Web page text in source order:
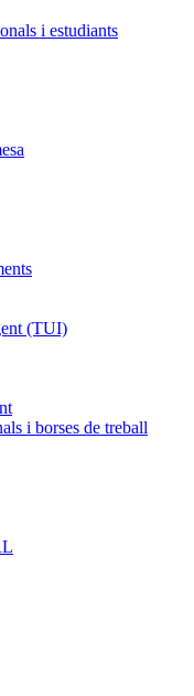
i estudiants
(TUI)
i borses de treball